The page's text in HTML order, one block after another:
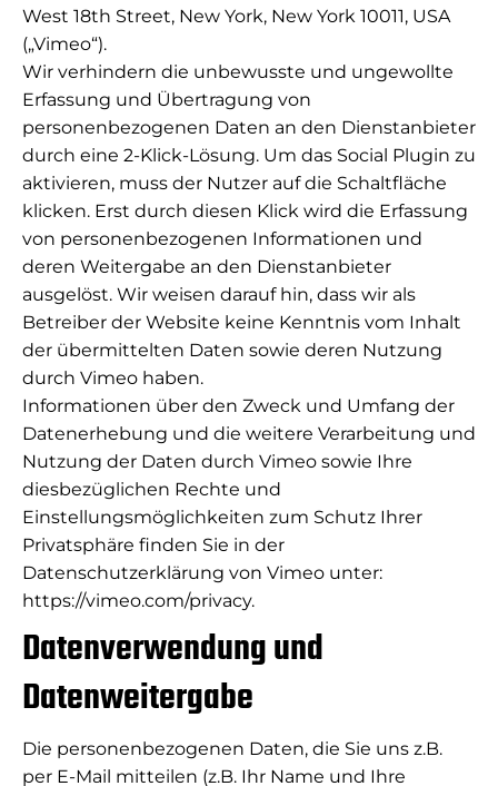
West 18th Street, New York, New York 10011, USA
(„Vimeo“).
Wir verhindern die unbewusste und ungewollte
Erfassung und Übertragung von
personenbezogenen Daten an den Dienstanbieter
durch eine 2-Klick-Lösung. Um das Social Plugin zu
aktivieren, muss der Nutzer auf die Schaltfläche
klicken. Erst durch diesen Klick wird die Erfassung
von personenbezogenen Informationen und
deren Weitergabe an den Dienstanbieter
ausgelöst. Wir weisen darauf hin, dass wir als
Betreiber der Website keine Kenntnis vom Inhalt
der übermittelten Daten sowie deren Nutzung
durch Vimeo haben.
Informationen über den Zweck und Umfang der
Datenerhebung und die weitere Verarbeitung und
Nutzung der Daten durch Vimeo sowie Ihre
diesbezüglichen Rechte und
Einstellungsmöglichkeiten zum Schutz Ihrer
Privatsphäre finden Sie in der
Datenschutzerklärung von Vimeo unter:
https://vimeo.com/privacy.
Datenverwendung und
Datenweitergabe
Die personenbezogenen Daten, die Sie uns z.B.
per E-Mail mitteilen (z.B. Ihr Name und Ihre